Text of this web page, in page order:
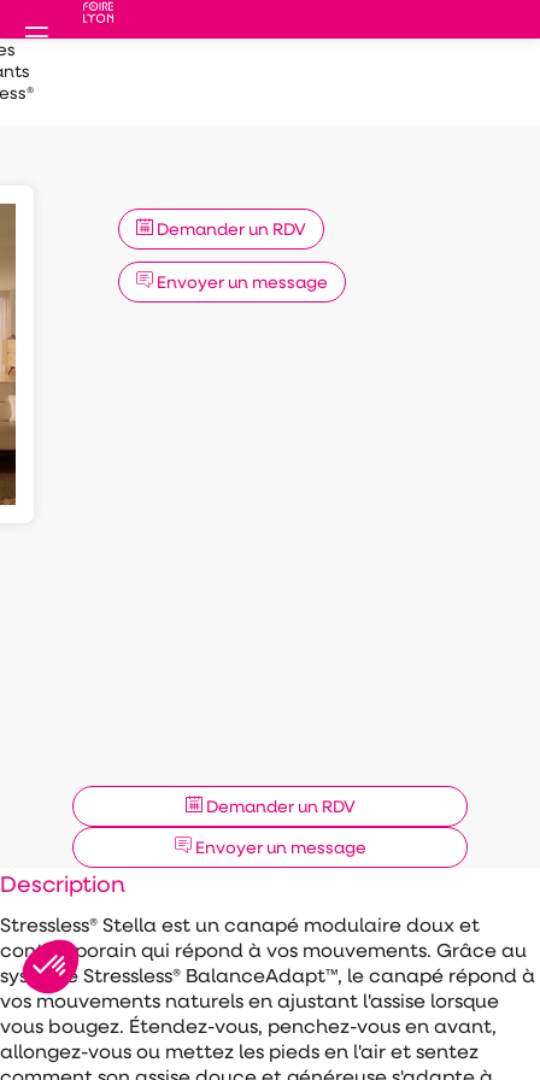
Demander un RDV
Envoyer un message
Demander un RDV
Envoyer un message
Description
Stressless® Stella est un canapé modulaire doux et
contemporain qui répond à vos mouvements. Grâce au
système Stressless® BalanceAdapt™, le canapé répond à
vos mouvements naturels en ajustant l'assise lorsque
vous bougez. Étendez-vous, penchez-vous en avant,
allongez-vous ou mettez les pieds en l'air et sentez